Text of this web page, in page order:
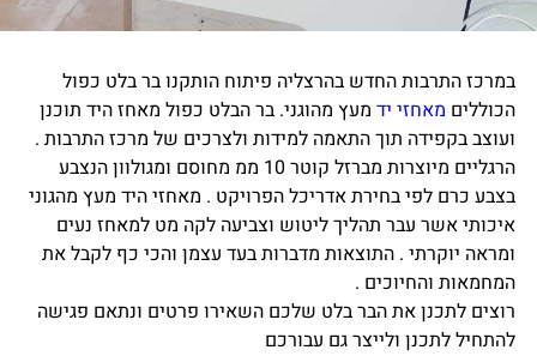
במרכז התרבות החדש בהרצליה פיתוח הותקנו בר בלט כפול
הכוללים מאחזי יד מעץ מהוגני. בר הבלט כפול מאחז היד תוכנן
ועוצב בקפידה תוך התאמה למידות ולצרכים של מרכז התרבות .
הרגליים מיוצרות מברזל קוטר 10 ממ מחוסם ומגולוון הנצבע
בצבע כרם לפי בחירת אדריכל הפרויקט . מאחזי היד מעץ מהגוני
איכותי אשר עבר תהליך ליטוש וצביעה לקה מט למאחז נעים
ומראה יוקרתי . התוצאות מדברות בעד עצמן והכי כף לקבל את
המחמאות והחיוכים .
רוצים לתכנן את הבר בלט שלכם השאירו פרטים ונתאם פגישה
להתחיל לתכנן ולייצר גם עבורכם